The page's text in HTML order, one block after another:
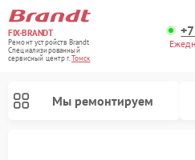
FIX-BRANDT
Ремонт устройств Brandt
Специализированный
cервисный центр г.Томск
Мы ремонтируем